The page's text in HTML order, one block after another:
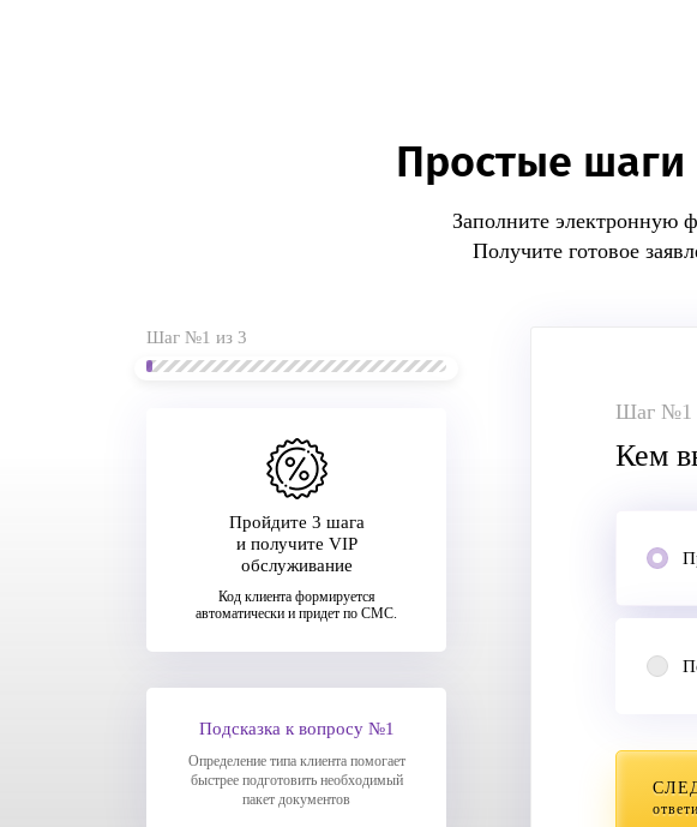
Простые шаги
Заполните электронную
Получите готовое
Шаг №1 из 3
Пройдите 3 шага
и получите VIP
обслуживание
Код клиента формируется
автоматически и придет по СМС.
Подсказка к вопросу №1
Определение типа клиента помогает
быстрее подготовить необходимый
пакет документов
Шаг №1
Кем